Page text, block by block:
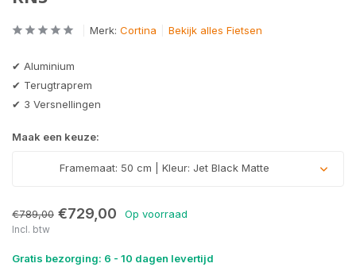
Merk: Cortina Bekijk alles Fietsen
✔ Aluminium
✔ Terugtraprem
✔ 3 Versnellingen
Maak een keuze:
Framemaat: 50 cm | Kleur: Jet Black Matte
€789,00 €729,00 Op voorraad
Incl. btw
Gratis bezorging: 6 - 10 dagen levertijd